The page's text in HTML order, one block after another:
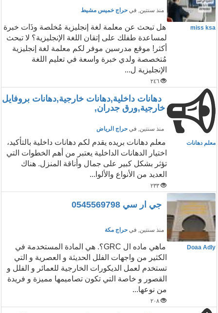
منذ سنتين, في حراج خميس مشيط
miss ksa
هل تبحث عن معلمة لغة إنجليزية مُخلصة وذَات خبرة
لمساعدة طفلك على إتقان اللغة الإنجليزية؟ لا تبحث
أكثر! موقع مدرسين موفر لكم معلمة لغة إنجليزية
مُتخصصة ولدي خبرة واسعة في تعليم اللغة
الإنجليزية ل...
٢٤٦
دهانات داخلية,دهانات خارجية,دهانات بروفايل
خارجية,ورق جدران,
منذ سنتين, في حراج الرياض
معلم دهانات
معلم دهانات بريده يقدم لكم دهانات داخلية بالتأكيد،
اختيار الدهانات الداخلية يعتبر من أهم الخطوات التي
تؤثر بشكل كبير على جمال وأناقة المنزل. هناك
العديد من الأنواع والألوا...
٢٣٣
جي ار سي 0545569798
منذ سنتين, في حراج مكة
Doaa Adly
ماهي ماده ال GRC؟. هي المادة المستخدمة في
الكثير من واجهات الفلل الحديثة و العصرية و التي
تستخدم لعمل الديكورات الخارجية للعمائر و الفلل و
القصور و خاصة التي تكون تصاميمها مميزة و فريدة
من نوعها...
٢٠٨